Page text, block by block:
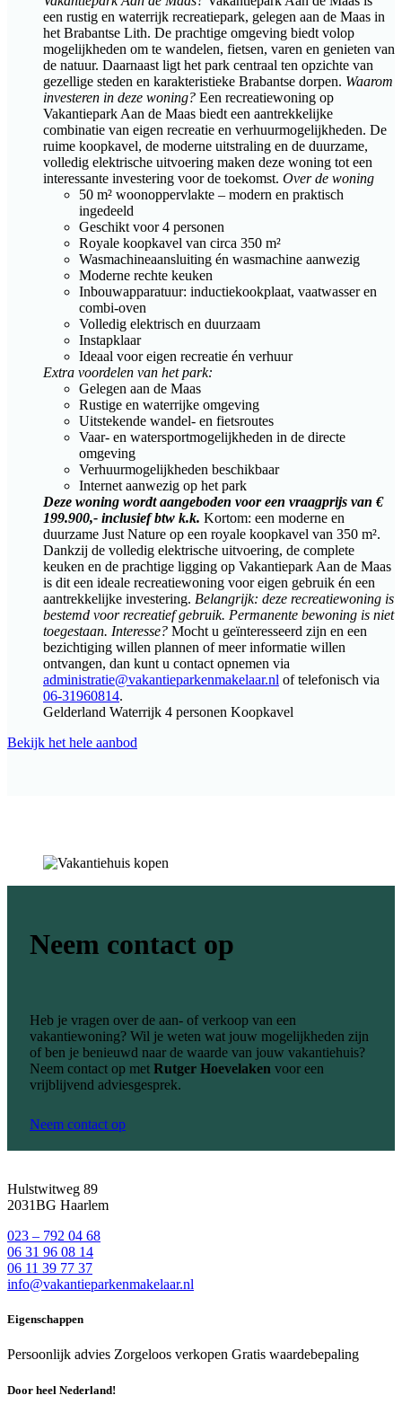
een rustig en waterrijk recreatiepark, gelegen aan de Maas in
het Brabantse Lith. De prachtige omgeving biedt volop
mogelijkheden om te wandelen, fietsen, varen en genieten van
de natuur. Daarnaast ligt het park centraal ten opzichte van
gezellige steden en karakteristieke Brabantse dorpen. Waarom
investeren in deze woning? Een recreatiewoning op
Vakantiepark Aan de Maas biedt een aantrekkelijke
combinatie van eigen recreatie en verhuurmogelijkheden. De
ruime koopkavel, de moderne uitstraling en de duurzame,
volledig elektrische uitvoering maken deze woning tot een
interessante investering voor de toekomst. Over de woning
50 m² woonoppervlakte – modern en praktisch
ingedeeld
Geschikt voor 4 personen
Royale koopkavel van circa 350 m²
Wasmachineaansluiting én wasmachine aanwezig
Moderne rechte keuken
Inbouwapparatuur: inductiekookplaat, vaatwasser en
combi-oven
Volledig elektrisch en duurzaam
Instapklaar
Ideaal voor eigen recreatie én verhuur
Extra voordelen van het park:
Gelegen aan de Maas
Rustige en waterrijke omgeving
Uitstekende wandel- en fietsroutes
Vaar- en watersportmogelijkheden in de directe
omgeving
Verhuurmogelijkheden beschikbaar
Internet aanwezig op het park
Deze woning wordt aangeboden voor een vraagprijs van €
199.900,- inclusief btw k.k. Kortom: een moderne en
duurzame Just Nature op een royale koopkavel van 350 m².
Dankzij de volledig elektrische uitvoering, de complete
keuken en de prachtige ligging op Vakantiepark Aan de Maas
is dit een ideale recreatiewoning voor eigen gebruik én een
aantrekkelijke investering. Belangrijk: deze recreatiewoning is
bestemd voor recreatief gebruik. Permanente bewoning is niet
toegestaan. Interesse? Mocht u geïnteresseerd zijn en een
bezichtiging willen plannen of meer informatie willen
ontvangen, dan kunt u contact opnemen via
administratie@vakantieparkenmakelaar.nl of telefonisch via
06-31960814.
Gelderland Waterrijk 4 personen Koopkavel
Bekijk het hele aanbod
Neem contact op
Heb je vragen over de aan- of verkoop van een
vakantiewoning? Wil je weten wat jouw mogelijkheden zijn
of ben je benieuwd naar de waarde van jouw vakantiehuis?
Neem contact op met Rutger Hoevelaken voor een
vrijblijvend adviesgesprek.
Neem contact op
Hulstwitweg 89
2031BG Haarlem
023 – 792 04 68
06 31 96 08 14
06 11 39 77 37
info@vakantieparkenmakelaar.nl
Eigenschappen
Persoonlijk advies Zorgeloos verkopen Gratis waardebepaling
Door heel Nederland!